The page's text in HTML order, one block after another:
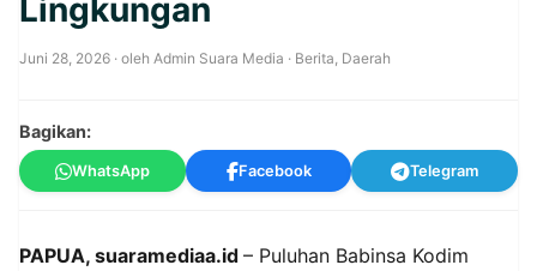
Lingkungan
Juni 28, 2026 · oleh Admin Suara Media · Berita, Daerah
Bagikan:
WhatsApp Facebook Telegram
PAPUA, suaramediaa.id – Puluhan Babinsa Kodim